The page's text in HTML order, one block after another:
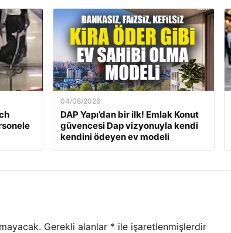
04/08/2026
DAP Yapı’dan bir ilk! Emlak Konut
güvencesi Dap vizyonuyla kendi
kendini ödeyen ev modeli
Gerekli alanlar * ile işaretlenmişlerdir